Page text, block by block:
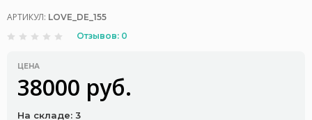
АРТИКУЛ: LOVE_DE_155
Отзывов: 0
ЦЕНА
38000 руб.
На складе: 3